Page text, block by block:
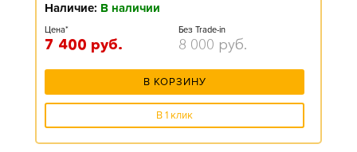
Наличие: В наличии
Цена*
7 400 руб.
Без Trade-in
8 000 руб.
В КОРЗИНУ
В 1 клик